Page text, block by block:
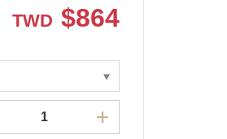
TWD $864